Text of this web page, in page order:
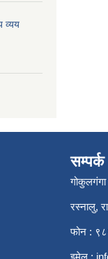
व्यय
सम्पर्क
गोकुलगंगा
रस्नालु,
फोन :
इमेल :